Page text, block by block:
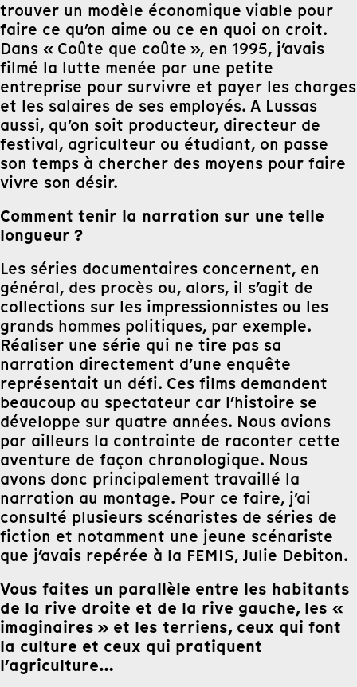
trouver un modèle économique viable pour
faire ce qu’on aime ou ce en quoi on croit.
Dans « Coûte que coûte », en 1995, j’avais
filmé la lutte menée par une petite
entreprise pour survivre et payer les charges
et les salaires de ses employés. A Lussas
aussi, qu’on soit producteur, directeur de
festival, agriculteur ou étudiant, on passe
son temps à chercher des moyens pour faire
vivre son désir.
Comment tenir la narration sur une telle
longueur ?
Les séries documentaires concernent, en
général, des procès ou, alors, il s’agit de
collections sur les impressionnistes ou les
grands hommes politiques, par exemple.
Réaliser une série qui ne tire pas sa
narration directement d’une enquête
représentait un défi. Ces films demandent
beaucoup au spectateur car l’histoire se
développe sur quatre années. Nous avions
par ailleurs la contrainte de raconter cette
aventure de façon chronologique. Nous
avons donc principalement travaillé la
narration au montage. Pour ce faire, j’ai
consulté plusieurs scénaristes de séries de
fiction et notamment une jeune scénariste
que j’avais repérée à la FEMIS, Julie Debiton.
Vous faites un parallèle entre les habitants
de la rive droite et de la rive gauche, les «
imaginaires » et les terriens, ceux qui font
la culture et ceux qui pratiquent
l’agriculture…